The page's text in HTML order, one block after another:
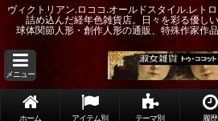
ヴィクトリアン.ロココ.オールドスタイル.レト
詰め込んだ経年色雑貨店。日々を彩る優し
球体関節人形・創作人形の通販、特殊作家作
メニュー
ホーム アイテム別 テーマ別 履歴